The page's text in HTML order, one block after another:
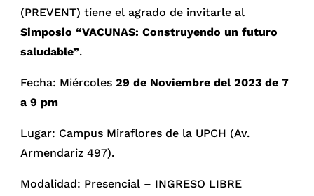
(PREVENT) tiene el agrado de invitarle al
Simposio “VACUNAS: Construyendo un futuro
saludable”.
Fecha: Miércoles29 de Noviembre del 2023 de 7
a 9 pm
Lugar: Campus Miraflores de la UPCH (Av.
Armendariz 497).
Modalidad: Presencial – INGRESO LIBRE